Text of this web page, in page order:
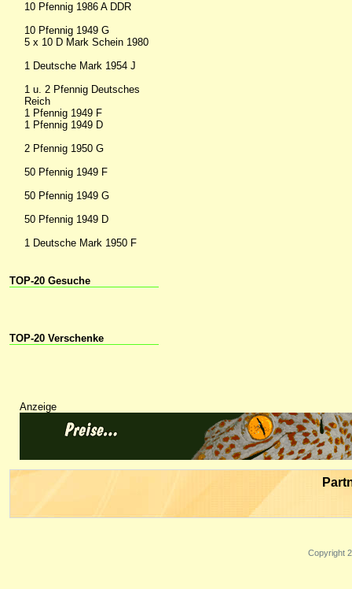
10 Pfennig 1986 A DDR
10 Pfennig 1949 G
5 x 10 D Mark Schein 1980
1 Deutsche Mark 1954 J
1 u. 2 Pfennig Deutsches
Reich
1 Pfennig 1949 F
1 Pfennig 1949 D
2 Pfennig 1950 G
50 Pfennig 1949 F
50 Pfennig 1949 G
50 Pfennig 1949 D
1 Deutsche Mark 1950 F
TOP-20 Gesuche
TOP-20 Verschenke
Anzeige
Copyright